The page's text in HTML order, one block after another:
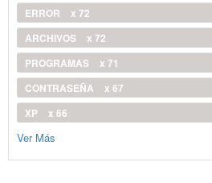
ERROR
x 72
ARCHIVOS
x 72
PROGRAMAS
x 71
CONTRASEÑA
x 67
XP
x 66
Ver Más